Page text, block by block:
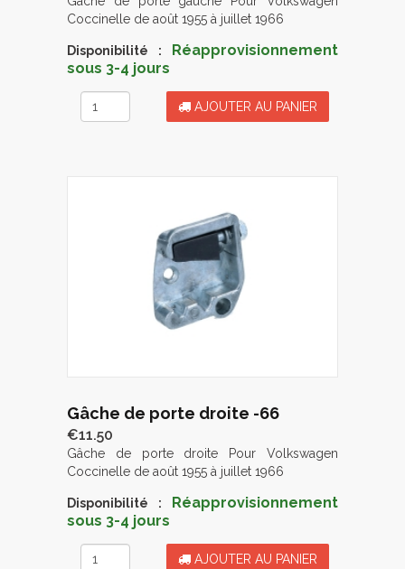
Coccinelle de août 1955 à juillet 1966
Disponibilité :
Réapprovisionnement
sous 3-4 jours
AJOUTER AU PANIER
Gâche de porte droite -66
€11.50
Gâche de porte droite Pour Volkswagen
Coccinelle de août 1955 à juillet 1966
Disponibilité :
Réapprovisionnement
sous 3-4 jours
AJOUTER AU PANIER